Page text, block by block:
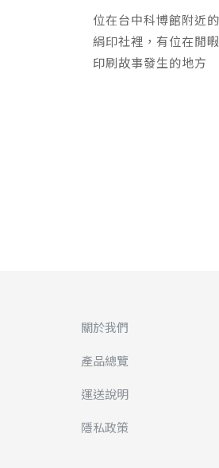
位在台中科博館附近
絹印社裡，有位在閒
印刷故事發生的地方
關於我們
產品總覽
運送說明
隱私政策